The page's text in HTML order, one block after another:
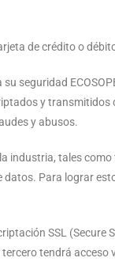
de crédito o
seguridad
y transmitidos
y abusos.
industria, tales
Para lograr
SSL (Secure
tendrá